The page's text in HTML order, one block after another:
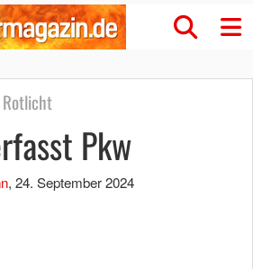
Pkw
, 24. September 2024